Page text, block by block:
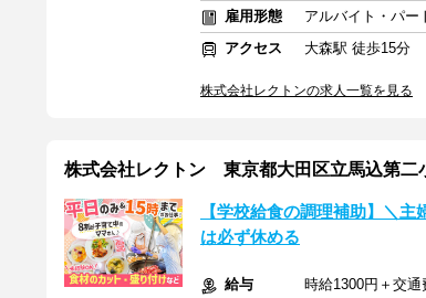
雇用形態
アルバイト・パー
アクセス
大森駅 徒歩15分
株式会社レクトンの求人一覧を見る
株式会社レクトン 東京都大田区立馬込第二
【学校給食の調理補助】＼
は必ず休める
給与 時給1300円＋交通